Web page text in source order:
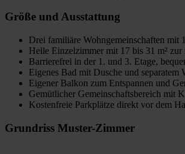
Größe und Ausstattung
Drei familiäre Wohngemeinschaften mit
Helle Einzelzimmer mit 17 bis 31 m²
Barrierefrei in der 1. und 3. Etage,
Eigenes Bad mit Dusche und separatem
Eigener Balkon zum Entspannen und
Gemütlicher Gemeinschaftsbereich mit
Kostenfreie Parkplätze direkt vor dem
Grundriss Muster-Zimmer